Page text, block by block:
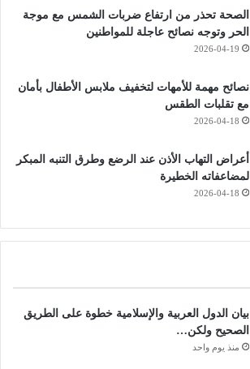
الصحة تحذر من ارتفاع ضربات الشمس مع موجة
الحر وتوجه نصائح عاجلة للمواطنين
2026-04-19
نصائح مهمة للأمهات لتخفيف ملابس الأطفال بأمان
مع تقلبات الطقس
2026-04-18
أعراض التهاب الأذن عند الرضع وطرق التنبه المبكر
لمضاعفاته الخطيرة
2026-04-18
بيان الدول العربية والإسلامية خطوة على الطريق
الصحيح ولكن…
منذ يوم واحد